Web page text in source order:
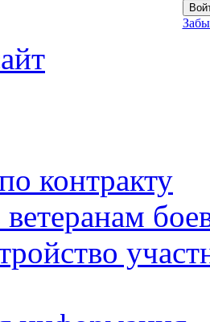
контракту